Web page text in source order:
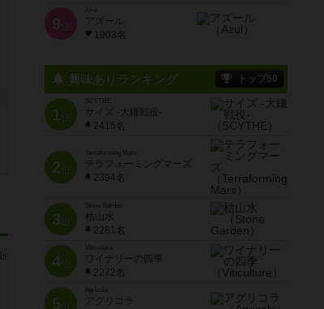
9 位
Azul
アズール
1903名
興味ありランキング トップ50
1位
SCYTHE
サイズ -大鎌戦役-
2415名
2位
Terraforming Mars
テラフォーミングマーズ
2394名
3位
Stone Garden
枯山水
2281名
4位
Viticulture
ワイナリーの四季
2272名
5位
Agricola
アグリコラ